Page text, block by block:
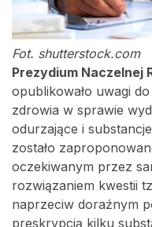
Fot. shutterstock.com
Prezydium Naczelnej
opublikowało uwagi
zdrowia w sprawie
odurzające i
zostało
oczekiwanym przez
rozwiązaniem kwestii
naprzeciw doraźnym
preskrypcją kilku